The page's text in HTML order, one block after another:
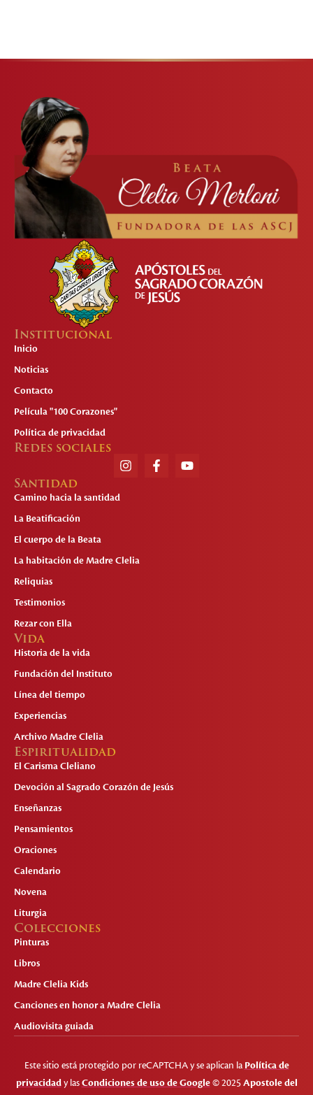
Institucional
Inicio
Noticias
Contacto
Película "100 Corazones"
Política de privacidad
Redes sociales
Santidad
Camino hacia la santidad
La Beatificación
El cuerpo de la Beata
La habitación de Madre Clelia
Reliquias
Testimonios
Rezar con Ella
Vida
Historia de la vida
Fundación del Instituto
Línea del tiempo
Experiencias
Archivo Madre Clelia
Espiritualidad
El Carisma Cleliano
Devoción al Sagrado Corazón de Jesús
Enseñanzas
Pensamientos
Oraciones
Calendario
Novena
Liturgia
Colecciones
Pinturas
Libros
Madre Clelia Kids
Canciones en honor a Madre Clelia
Audiovisita guiada
Este sitio está protegido por reCAPTCHA y se aplican la Política de
privacidady lasCondiciones de uso de Google© 2025Apostole del